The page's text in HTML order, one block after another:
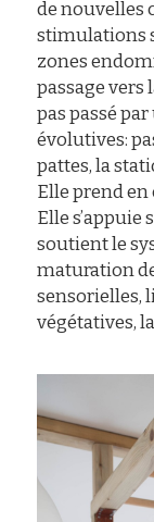
de nouvelles
stimulations
zones
passage vers
pas passé
évolutives:
pattes, la
Elle prend
Elle s’appuie
soutient le
maturation
sensorielles,
végétatives,